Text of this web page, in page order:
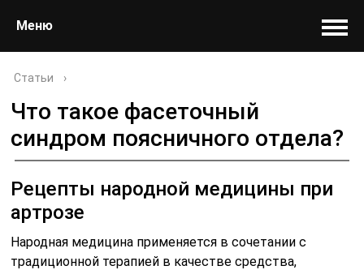
Меню
Статьи ›
Что такое фасеточный
синдром поясничного отдела?
Рецепты народной медицины при
артрозе
Народная медицина применяется в сочетании с
традиционной терапией в качестве средства,